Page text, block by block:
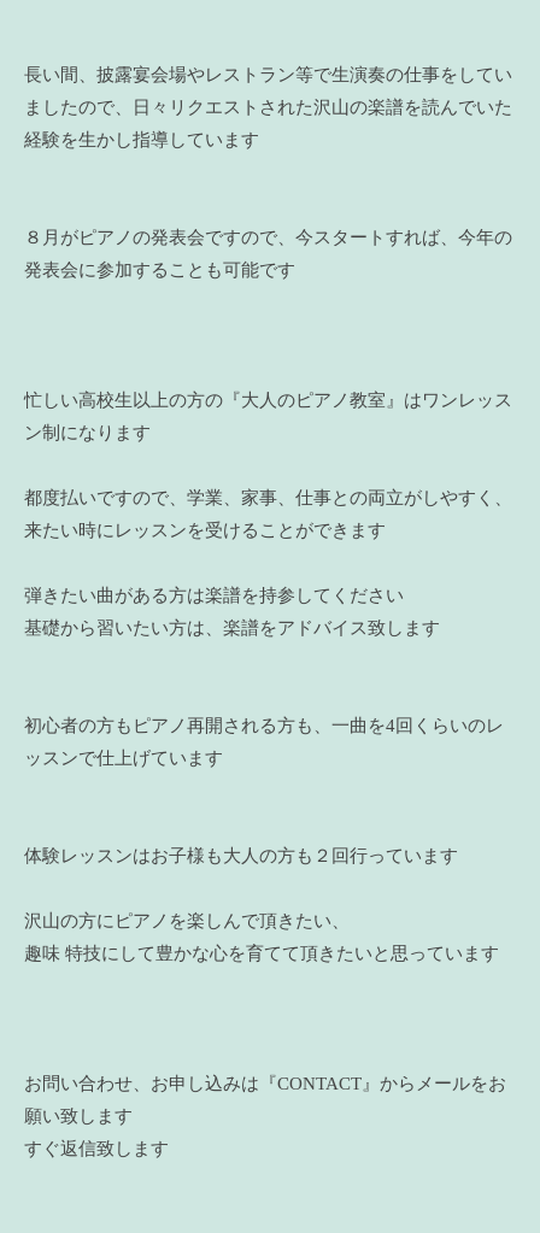
長い間、披露宴会場やレストラン等で生演奏の仕事をしてい
ましたので、日々リクエストされた沢山の楽譜を読んでいた
経験を生かし指導しています
８月がピアノの発表会ですので、今スタートすれば、今年の
発表会に参加することも可能です
忙しい高校生以上の方の『大人のピアノ教室』はワンレッス
ン制になります
都度払いですので、学業、家事、仕事との両立がしやすく、
来たい時にレッスンを受けることができます
弾きたい曲がある方は楽譜を持参してください
基礎から習いたい方は、楽譜をアドバイス致します
初心者の方もピアノ再開される方も、一曲を4回くらいのレ
ッスンで仕上げています
体験レッスンはお子様も大人の方も２回行っています
沢山の方にピアノを楽しんで頂きたい、
趣味 特技にして豊かな心を育てて頂きたいと思っています
お問い合わせ、お申し込みは『CONTACT』からメールをお
願い致します
すぐ返信致します